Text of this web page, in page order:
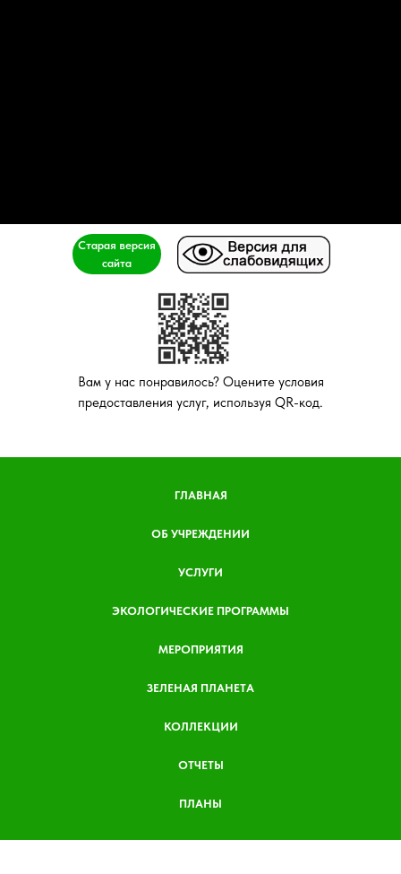
Вам у нас понравилось? Оцените условия
предоставления услуг, используя QR-код.
Старая версия
сайта
ГЛАВНАЯ
ОБ УЧРЕЖДЕНИИ
УСЛУГИ
ЭКОЛОГИЧЕСКИЕ ПРОГРАММЫ
МЕРОПРИЯТИЯ
ЗЕЛЕНАЯ ПЛАНЕТА
КОЛЛЕКЦИИ
ОТЧЕТЫ
ПЛАНЫ